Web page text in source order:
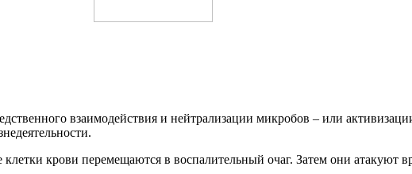
взаимодействия и нейтрализации микробов – или
крови перемещаются в воспалительный очаг. Затем они атакуют